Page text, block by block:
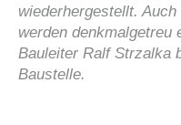
wiederhergestellt.
werden denkmalgetreu
Bauleiter Ralf Strzalka
Baustelle.